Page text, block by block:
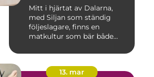
Mitt i hjärtat av Dalarna,
med Siljan som ständig
följeslagare, finns en
matkultur som bär både
13. mar